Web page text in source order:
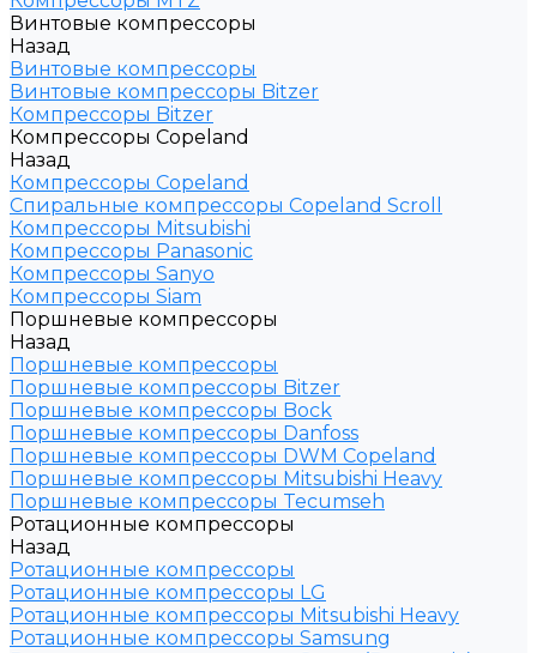
Винтовые компрессоры
Назад
Винтовые компрессоры
Винтовые компрессоры Bitzer
Компрессоры Bitzer
Компрессоры Copeland
Назад
Компрессоры Copeland
Спиральные компрессоры Copeland Scroll
Компрессоры Mitsubishi
Компрессоры Panasonic
Компрессоры Sanyo
Компрессоры Siam
Поршневые компрессоры
Назад
Поршневые компрессоры
Поршневые компрессоры Bitzer
Поршневые компрессоры Bock
Поршневые компрессоры Danfoss
Поршневые компрессоры DWM Copeland
Поршневые компрессоры Mitsubishi Heavy
Поршневые компрессоры Tecumseh
Ротационные компрессоры
Назад
Ротационные компрессоры
Ротационные компрессоры LG
Ротационные компрессоры Mitsubishi Heavy
Ротационные компрессоры Samsung